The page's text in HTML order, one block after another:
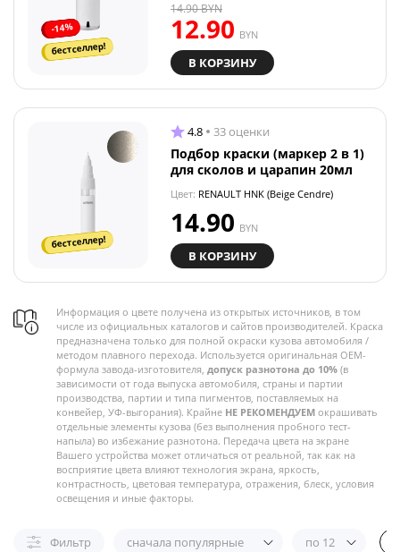
-14%
бестселлер!
12.90 BYN
14.90BYN
В КОРЗИНУ
бестселлер!
4.8 33 оценки
Подбор краски (маркер 2 в 1)
для сколов и царапин 20мл
Цвет: RENAULT HNK (Beige Cendre)
14.90 BYN
В КОРЗИНУ
Информация о цвете получена из открытых источников, в том
числе из официальных каталогов и сайтов производителей. Краска
предназначена только для полной окраски кузова автомобиля /
методом плавного перехода. Используется оригинальная OEM-
формула завода-изготовителя, допуск разнотона до 10% (в
зависимости от года выпуска автомобиля, страны и партии
производства, партии и типа пигментов, поставляемых на
конвейер, УФ-выгорания). Крайне НЕ РЕКОМЕНДУЕМ окрашивать
отдельные элементы кузова (без выполнения пробного тест-
напыла) во избежание разнотона. Передача цвета на экране
Вашего устройства может отличаться от реальной, так как на
восприятие цвета влияют технология экрана, яркость,
контрастность, цветовая температура, отражения, блеск, условия
освещения и иные факторы.
Фильтр сначала популярные по 12